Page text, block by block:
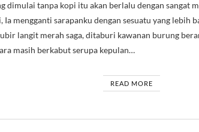
Ia mengganti sarapanku dengan sesuatu yang lebih
langit merah saga, ditaburi kawanan burung
masih berkabut serupa kepulan…
READ MORE